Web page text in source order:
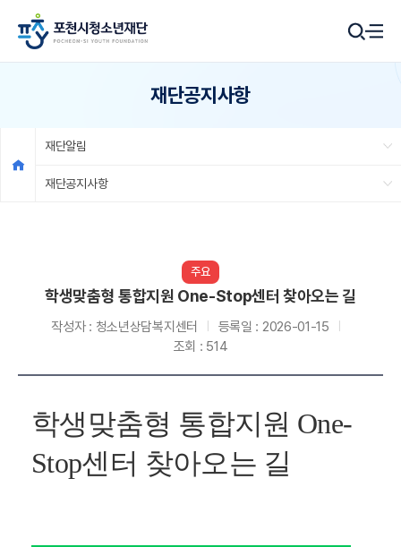
재단공지사항
재단알림
재단공지사항
주요
학생맞춤형 통합지원 One-Stop센터 찾아오는 길
작성자 : 청소년상담복지센터 등록일 : 2026-01-15
조회 : 514
학생맞춤형 통합지원 One-
Stop센터 찾아오는 길